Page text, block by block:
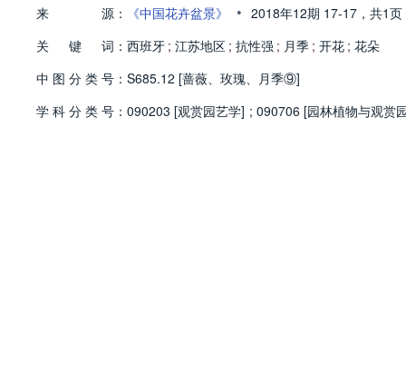
来
源： 《中国花卉盆景》 • 2018年12期 17-17， 共1页
关
键 词： 西班牙 ; 江苏地区 ; 抗性强 ; 月季 ; 开花 ; 花朵
中 图 分 类 号： S685.12 [蔷薇、玫瑰、月季⑨]
学 科 分 类 号： 090203 [观赏园艺学] ; 090706 [园林植物与观赏